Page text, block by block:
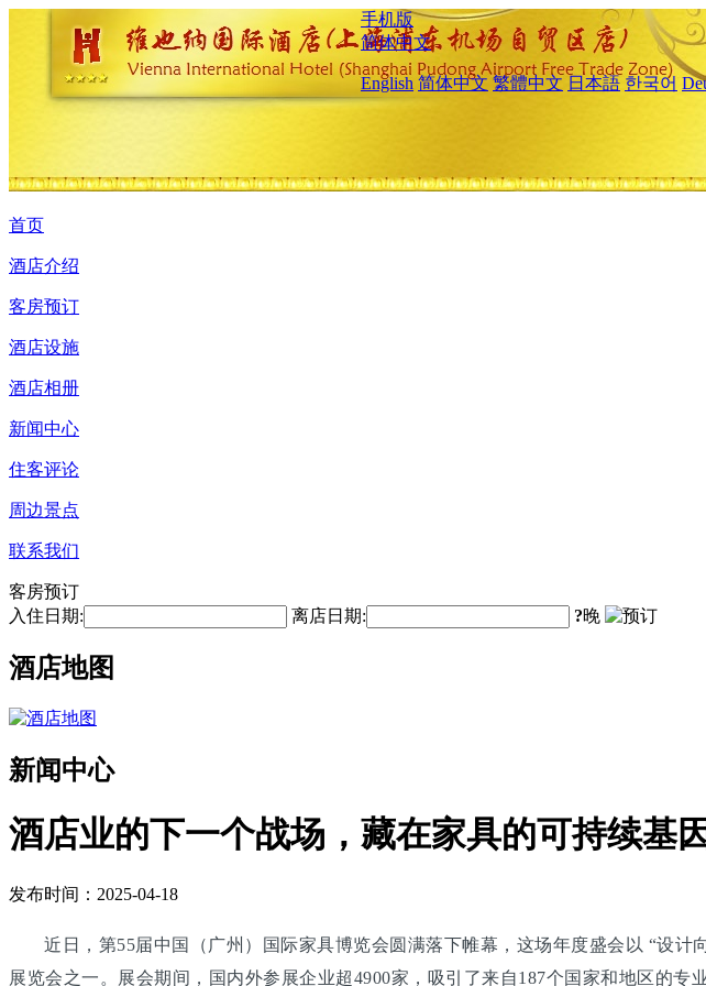
手机版
简体中文
English 简体中文 繁體中文 日本語 한국어
首页
酒店介绍
客房预订
酒店设施
酒店相册
新闻中心
住客评论
周边景点
联系我们
客房预订
入住日期:
离店日期: ?晚
酒店地图
新闻中心
酒店业的下一个战场，藏在家具的可持续基
发布时间：2025-04-18
近日，第55届中国（广州）国际家具博览会圆满落下帷幕，这场年度盛会以 “设
展览会之一。展会期间，国内外参展企业超4900家，吸引了来自187个国家和地区的专